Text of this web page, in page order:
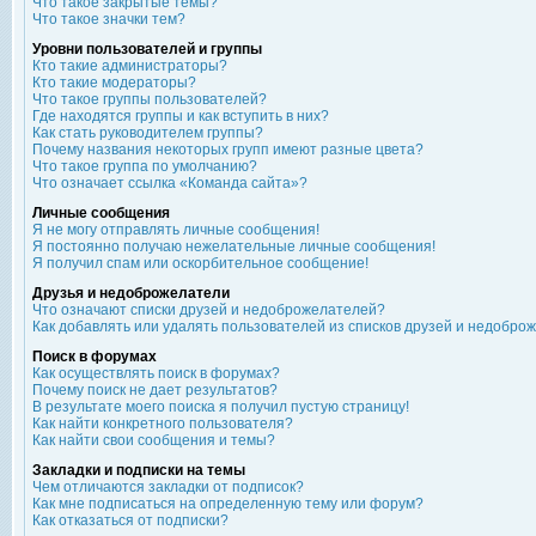
Что такое значки тем?
Уровни пользователей и группы
Кто такие администраторы?
Кто такие модераторы?
Что такое группы пользователей?
Где находятся группы и как вступить в них?
Как стать руководителем группы?
Почему названия некоторых групп имеют разные цвета?
Что такое группа по умолчанию?
Что означает ссылка «Команда сайта»?
Личные сообщения
Я не могу отправлять личные сообщения!
Я постоянно получаю нежелательные личные сообщения!
Я получил спам или оскорбительное сообщение!
Друзья и недоброжелатели
Что означают списки друзей и недоброжелателей?
Как добавлять или удалять пользователей из списков друзей и
Поиск в форумах
Как осуществлять поиск в форумах?
Почему поиск не дает результатов?
В результате моего поиска я получил пустую страницу!
Как найти конкретного пользователя?
Как найти свои сообщения и темы?
Закладки и подписки на темы
Чем отличаются закладки от подписок?
Как мне подписаться на определенную тему или форум?
Как отказаться от подписки?